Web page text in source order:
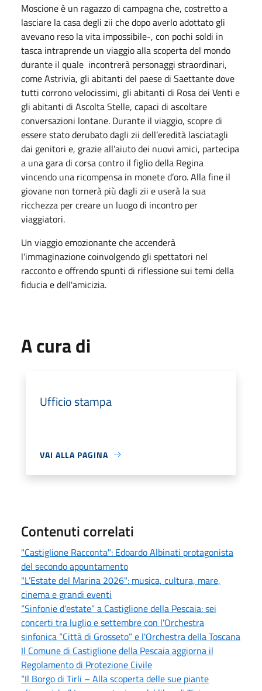
Moscione è un ragazzo di campagna che, costretto a
lasciare la casa degli zii che dopo averlo adottato gli
avevano reso la vita impossibile-, con pochi soldi in
tasca intraprende un viaggio alla scoperta del mondo
durante il quale incontrerà personaggi straordinari,
come Astrivia, gli abitanti del paese di Saettante dove
tutti corrono velocissimi, gli abitanti di Rosa dei Venti e
gli abitanti di Ascolta Stelle, capaci di ascoltare
conversazioni lontane. Durante il viaggio, scopre di
essere stato derubato dagli zii dell’eredità lasciatagli
dai genitori e, grazie all’aiuto dei nuovi amici, partecipa
a una gara di corsa contro il figlio della Regina
vincendo una ricompensa in monete d’oro. Alla fine il
giovane non tornerà più dagli zii e userà la sua
ricchezza per creare un luogo di incontro per
viaggiatori.
Un viaggio emozionante che accenderà
l'immaginazione coinvolgendo gli spettatori nel
racconto e offrendo spunti di riflessione sui temi della
fiducia e dell'amicizia.
A cura di
Ufficio stampa
VAI ALLA PAGINA
Contenuti correlati
"Castiglione Racconta": Edoardo Albinati protagonista
del secondo appuntamento
"L’Estate del Marina 2026": musica, cultura, mare,
cinema e grandi eventi
“Sinfonie d'estate” a Castiglione della Pescaia: sei
concerti tra luglio e settembre con l'Orchestra
sinfonica “Città di Grosseto” e l'Orchestra della Toscana
Il Comune di Castiglione della Pescaia aggiorna il
Regolamento di Protezione Civile
“Il Borgo di Tirli – Alla scoperta delle sue piante